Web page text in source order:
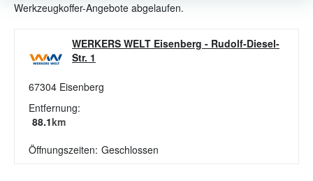
Werkzeugkoffer-Angebote abgelaufen.
WERKERS WELT Eisenberg - Rudolf-Diesel-
Str. 1
67304 Eisenberg
Entfernung:
88.1km
Öffnungszeiten: Geschlossen